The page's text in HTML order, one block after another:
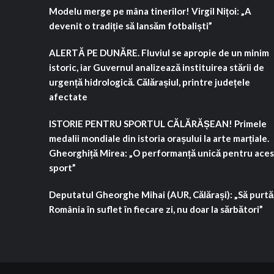
Modelu merge pe mâna tinerilor! Virgil Nițoi: „A
devenit o tradiție să lansăm fotbaliști”
ALERTĂ PE DUNĂRE. Fluviul se apropie de un minim
istoric, iar Guvernul analizează instituirea stării de
urgență hidrologică. Călărașiul, printre județele
afectate
ISTORIE PENTRU SPORTUL CĂLĂRĂȘEAN! Primele
medalii mondiale din istoria orașului la arte marțiale.
Gheorghiță Mirea: „O performanță unică pentru
sport”
Deputatul Gheorghe Mihai (AUR, Călărași): „Să
România în suflet în fiecare zi, nu doar la sărbători”